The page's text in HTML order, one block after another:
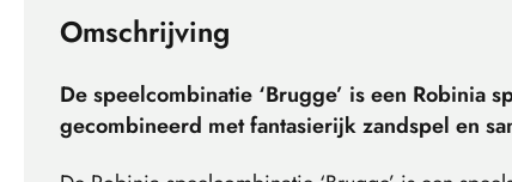
Omschrijving
De speelcombinatie ‘Brugge’ is een Robinia
gecombineerd met fantasierijk zandspel en